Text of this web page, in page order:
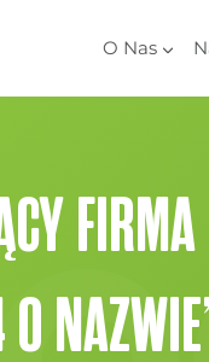
O Nas
FIRMA